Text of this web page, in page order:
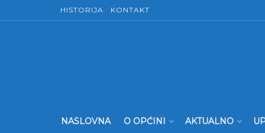
HISTORIJA KONTAKT
NASLOVNA O OPĆINI AKTUALNO